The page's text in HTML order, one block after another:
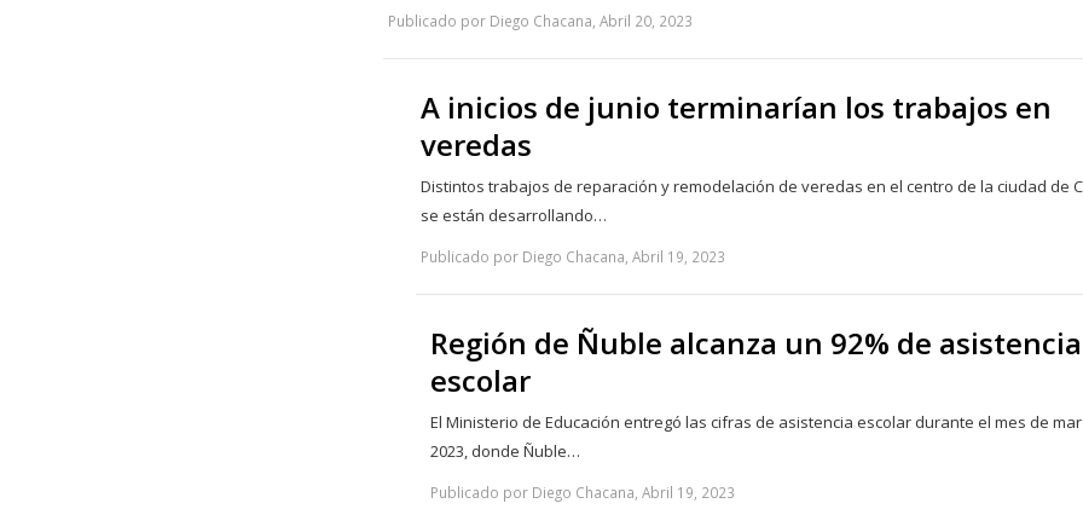
Publicado por Diego Chacana, Abril 20, 2023
A inicios de junio terminarían los trabajos en
veredas
Distintos trabajos de reparación y remodelación de veredas en el centro de la ciudad de
se están desarrollando…
Publicado por Diego Chacana, Abril 19, 2023
Región de Ñuble alcanza un 92% de asistencia
escolar
El Ministerio de Educación entregó las cifras de asistencia escolar durante el mes de
2023, donde Ñuble…
Publicado por Diego Chacana, Abril 19, 2023